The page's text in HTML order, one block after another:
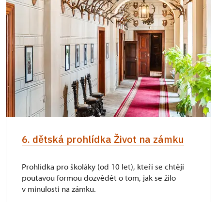
6. dětská prohlídka Život na zámku
Prohlídka pro školáky (od 10 let), kteří se chtějí
poutavou formou dozvědět o tom, jak se žilo
v minulosti na zámku.